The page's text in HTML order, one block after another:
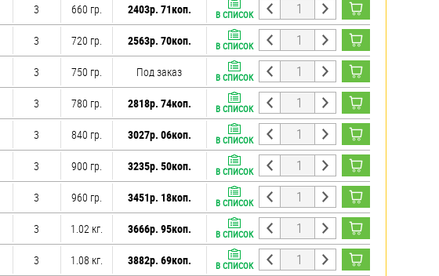
3 660 гр. 2403р. 71коп. В СПИСОК
3 720 гр. 2563р. 70коп. В СПИСОК
3 750 гр. Под заказ В СПИСОК
3 780 гр. 2818р. 74коп. В СПИСОК
3 840 гр. 3027р. 06коп. В СПИСОК
3 900 гр. 3235р. 50коп. В СПИСОК
3 960 гр. 3451р. 18коп. В СПИСОК
3 1.02 кг. 3666р. 95коп. В СПИСОК
3 1.08 кг. 3882р. 69коп. В СПИСОК